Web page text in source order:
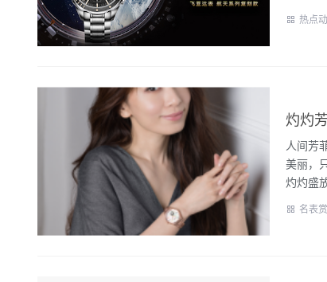
热点
灼灼
人间芳
美丽，
灼灼盛
名表